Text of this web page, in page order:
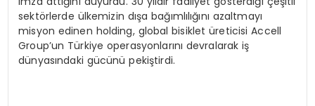
sektörlerde ülkemizin dışa bağımlılığını azaltmayı
misyon edinen holding, global bisiklet üreticisi Accell
Group’un Türkiye operasyonlarını devralarak iş
dünyasındaki gücünü pekiştirdi.